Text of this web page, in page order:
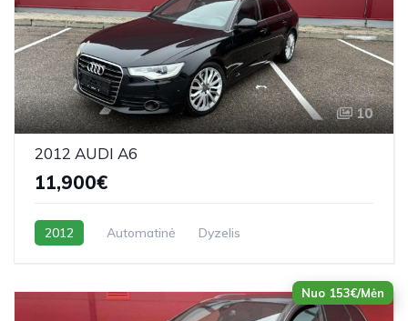
10
2012 AUDI A6
11,900€
2012 Automatinė Dyzelis
Nuo 153€/Mėn